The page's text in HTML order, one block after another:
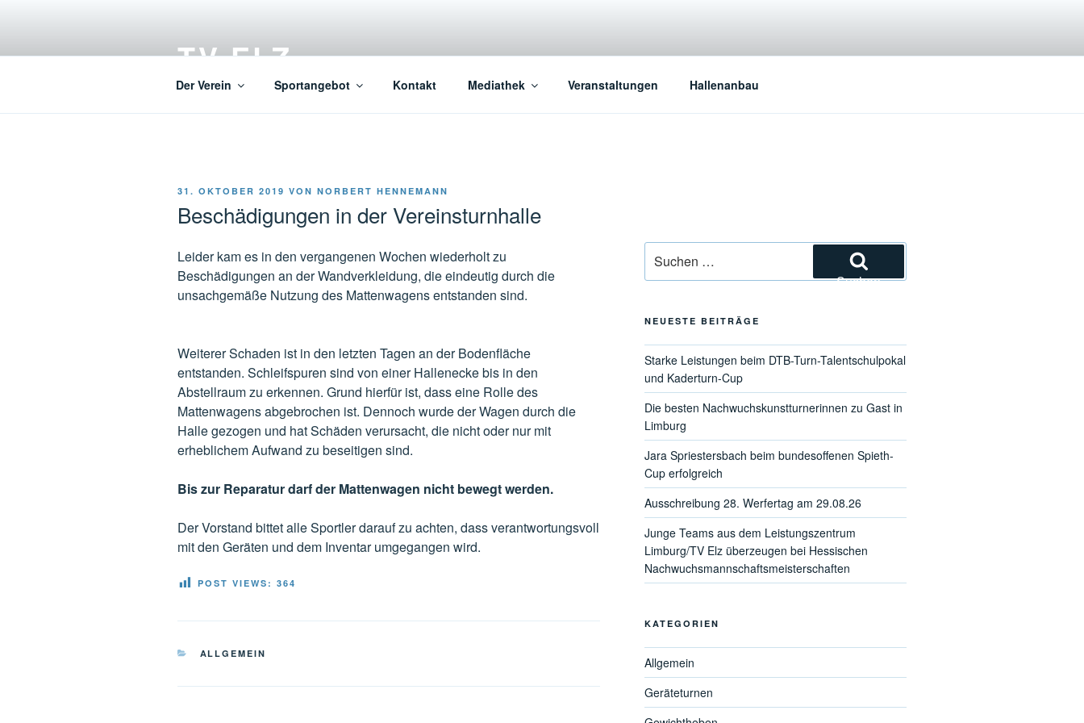
TV ELZ
Der Verein Sportangebot Kontakt Mediathek Veranstaltungen Hallenanbau
VERÖFFENTLICHT
31. OKTOBER 2019 VON NORBERT HENNEMANN
Beschädigungen in der Vereinsturnhalle
Leider kam es in den vergangenen Wochen wiederholt zu
Beschädigungen an der Wandverkleidung, die eindeutig durch die
unsachgemäße Nutzung des Mattenwagens entstanden sind.
Weiterer Schaden ist in den letzten Tagen an der Bodenfläche
entstanden. Schleifspuren sind von einer Hallenecke bis in den
Abstellraum zu erkennen. Grund hierfür ist, dass eine Rolle des
Mattenwagens abgebrochen ist. Dennoch wurde der Wagen durch die
Halle gezogen und hat Schäden verursacht, die nicht oder nur mit
erheblichem Aufwand zu beseitigen sind.
Bis zur Reparatur darf der Mattenwagen nicht bewegt werden.
Der Vorstand bittet alle Sportler darauf zu achten, dass verantwortungsvoll
mit den Geräten und dem Inventar umgegangen wird.
POST VIEWS: 364
KATEGORIEN
ALLGEMEIN
nach:
Suchen
NEUESTE BEITRÄGE
Starke Leistungen beim DTB-Turn-Talentschulpokal
und Kaderturn-Cup
Die besten Nachwuchskunstturnerinnen zu Gast in
Limburg
Jara Spriestersbach beim bundesoffenen Spieth-
Cup erfolgreich
Ausschreibung 28. Werfertag am 29.08.26
Junge Teams aus dem Leistungszentrum
Limburg/TV Elz überzeugen bei Hessischen
Nachwuchsmannschaftsmeisterschaften
KATEGORIEN
Allgemein
Geräteturnen